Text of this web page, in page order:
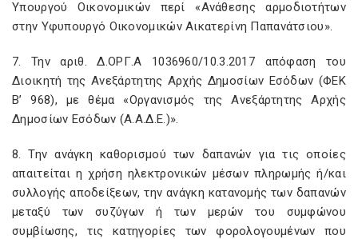
Υπουργού Οικονομικών περί «Ανάθεσης αρμοδιοτήτων
στην Υφυπουργό Οικονομικών Αικατερίνη Παπανάτσιου».
7. Την αριθ. Δ.ΟΡΓ.Α 1036960/10.3.2017 απόφαση του
Διοικητή της Ανεξάρτητης Αρχής Δημοσίων Εσόδων (ΦΕΚ
Β’ 968), με θέμα «Οργανισμός της Ανεξάρτητης Αρχής
Δημοσίων Εσόδων (Α.Α.Δ.Ε.)».
8. Την ανάγκη καθορισμού των δαπανών για τις οποίες
απαιτείται η χρήση ηλεκτρονικών μέσων πληρωμής ή/και
συλλογής αποδείξεων, την ανάγκη κατανομής των δαπανών
μεταξύ των συζύγων ή των μερών του συμφώνου
συμβίωσης, τις κατηγορίες των φορολογουμένων που